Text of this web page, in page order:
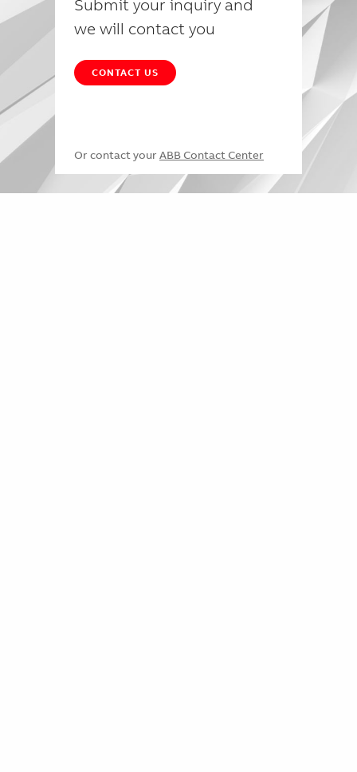
Submit your inquiry and
we will contact you
CONTACT US
Or contact your ABB Contact Center